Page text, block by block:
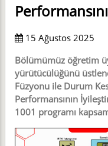
15 Ağustos 2025
Bölümümüz öğretim
yürütücülüğünü
Füzyonu ile Durum
Performansının
1001 programı